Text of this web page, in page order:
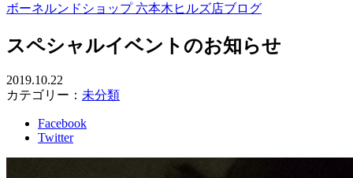
ボーネルンドショップ 六本木ヒルズ店ブログ
スペシャルイベントのお知らせ
2019.10.22
カテゴリー： 未分類
Facebook
Twitter